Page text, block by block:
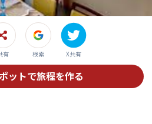
有 検索 X共有
ットで旅程を作る